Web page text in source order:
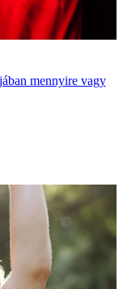
mennyire vagy